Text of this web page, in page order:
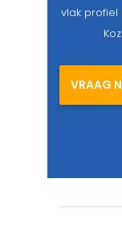
vlak profiel
VRAAG